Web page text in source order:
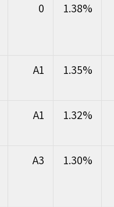
1.38%
0
1.35%
A1
1.32%
A1
1.30%
A3